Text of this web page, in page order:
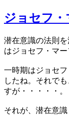
ジョセフ
潜在意識の法則
はジョセフ・マ
一時期はジョセ
したね。それで
すが・・・・・。
それが、潜在意